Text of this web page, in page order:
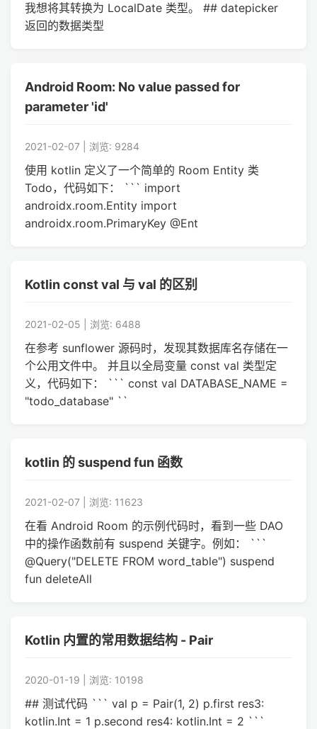
我想将其转换为 LocalDate 类型。 ## datepicker
返回的数据类型
Android Room: No value passed for
parameter 'id'
2021-02-07 | 浏览: 9284
使用 kotlin 定义了一个简单的 Room Entity 类
Todo，代码如下： ``` import
androidx.room.Entity import
androidx.room.PrimaryKey @Ent
Kotlin const val 与 val 的区别
2021-02-05 | 浏览: 6488
在参考 sunflower 源码时，发现其数据库名存储在一
个公用文件中。 并且以全局变量 const val 类型定
义，代码如下： ``` const val DATABASE_NAME =
"todo_database" ``
kotlin 的 suspend fun 函数
2021-02-07 | 浏览: 11623
在看 Android Room 的示例代码时，看到一些 DAO
中的操作函数前有 suspend 关键字。例如： ```
@Query("DELETE FROM word_table") suspend
fun deleteAll
Kotlin 内置的常用数据结构 - Pair
2020-01-19 | 浏览: 10198
## 测试代码 ``` val p = Pair(1, 2) p.first res3:
kotlin.Int = 1 p.second res4: kotlin.Int = 2 ```